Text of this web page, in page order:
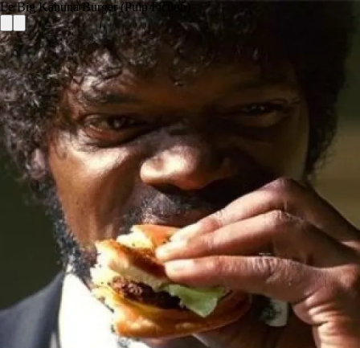
Le Big Kahuna Burger (Pulp Fiction)